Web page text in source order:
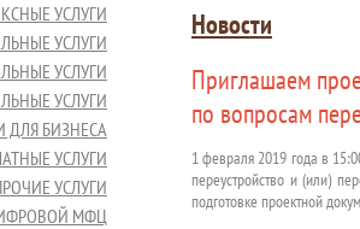
УСЛУГИ
УСЛУГИ
УСЛУГИ
УСЛУГИ
ДЛЯ БИЗНЕСА
УСЛУГИ
УСЛУГИ
МФЦ
Новости
Приглашаем
по вопросам
1 февраля 2019 года в
переустройство и (или)
подготовке проектной